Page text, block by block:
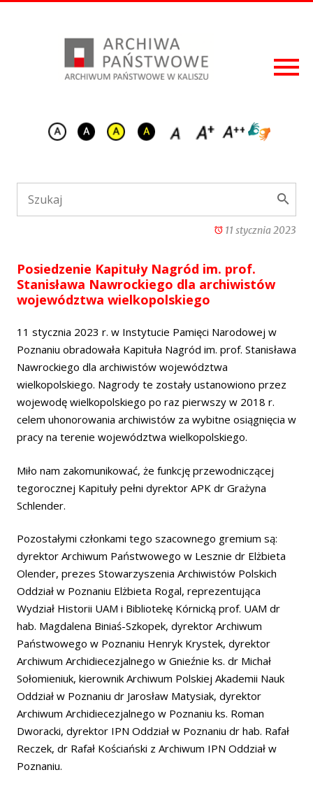
Posiedzenie Kapituły Nagród im. prof.
Stanisława Nawrockiego dla archiwistów
województwa wielkopolskiego
11 stycznia 2023
11 stycznia 2023 r. w Instytucie Pamięci Narodowej w
Poznaniu obradowała Kapituła Nagród im. prof. Stanisława
Nawrockiego dla archiwistów województwa
wielkopolskiego. Nagrody te zostały ustanowiono przez
wojewodę wielkopolskiego po raz pierwszy w 2018 r.
celem uhonorowania archiwistów za wybitne osiągnięcia w
pracy na terenie województwa wielkopolskiego.
Miło nam zakomunikować, że funkcję przewodniczącej
tegorocznej Kapituły pełni dyrektor APK dr Grażyna
Schlender.
Pozostałymi członkami tego szacownego gremium są:
dyrektor Archiwum Państwowego w Lesznie dr Elżbieta
Olender, prezes Stowarzyszenia Archiwistów Polskich
Oddział w Poznaniu Elżbieta Rogal, reprezentująca
Wydział Historii UAM i Bibliotekę Kórnicką prof. UAM dr
hab. Magdalena Biniaś-Szkopek, dyrektor Archiwum
Państwowego w Poznaniu Henryk Krystek, dyrektor
Archiwum Archidiecezjalnego w Gnieźnie ks. dr Michał
Sołomieniuk, kierownik Archiwum Polskiej Akademii Nauk
Oddział w Poznaniu dr Jarosław Matysiak, dyrektor
Archiwum Archidiecezjalnego w Poznaniu ks. Roman
Dworacki, dyrektor IPN Oddział w Poznaniu dr hab. Rafał
Reczek, dr Rafał Kościański z Archiwum IPN Oddział w
Poznaniu.